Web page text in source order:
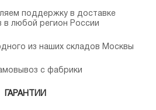
поддержку в доставке
в любой регион России
из наших складов Москвы
с фабрики
ГАРАНТИИ